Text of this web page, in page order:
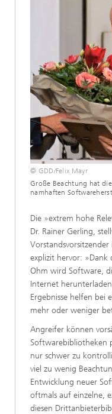
© GDD/Felix Mayr
Große Beachtung hat
namhaften
Die »extrem hohe
Dr. Rainer Gerling,
explizit hervor: »Dank
Ohm wird Software,
Internet
Ergebnisse helfen bei
mehr oder weniger
Angreifer können
Softwarebibliotheken
nur schwer zu
viel zu wenig
Entwicklung neuer
oftmals auf einzelne,
diesen